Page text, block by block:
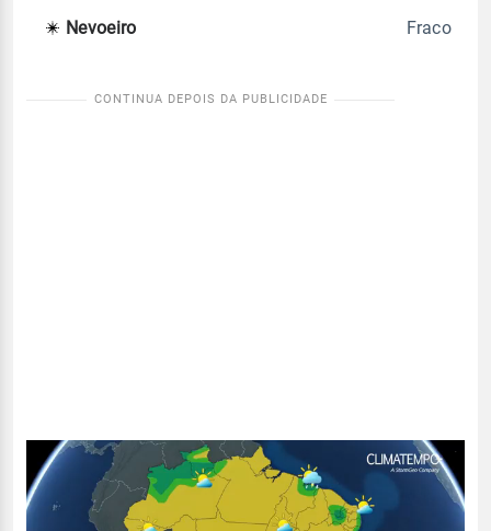
Nevoeiro Fraco